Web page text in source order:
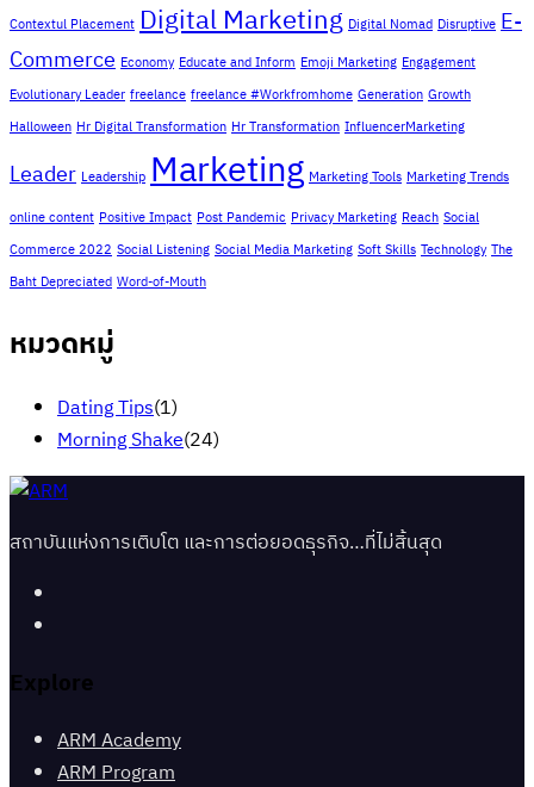
Contextul Placement Digital Marketing Digital Nomad Disruptive E-
Commerce Economy Educate and Inform Emoji Marketing Engagement
Evolutionary Leader freelance freelance #Workfromhome Generation Growth
Halloween Hr Digital Transformation Hr Transformation InfluencerMarketing
Leader Leadership Marketing Marketing Tools Marketing Trends
online content Positive Impact Post Pandemic Privacy Marketing Reach Social
Commerce 2022 Social Listening Social Media Marketing Soft Skills Technology The
Baht Depreciated Word-of-Mouth
หมวดหมู่
Dating Tips(1)
Morning Shake(24)
สถาบันแห่งการเติบโต และการต่อยอดธุรกิจ…ที่ไม่สิ้นสุด
Explore
ARM Academy
ARM Program